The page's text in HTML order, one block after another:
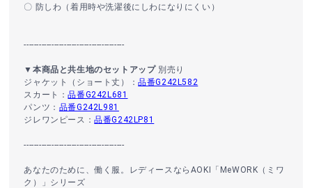
〇 防しわ（着用時や洗濯後にしわになりにくい）
----------------------------------------
▼本商品と共生地のセットアップ別売り
ジャケット（ショート丈）：品番G242L582
スカート：品番G242L681
パンツ： 品番G242L981
ジレワンピース：品番G242LP81
----------------------------------------
あなたのために、働く服。レディースならAOKI「MeWORK（ミワ
ク）」シリーズ